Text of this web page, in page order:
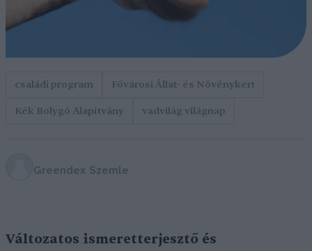
családi program
Fővárosi Állat- és Növénykert
Kék Bolygó Alapítvány
vadvilág világnap
Greendex Szemle
Változatos ismeretterjesztő és